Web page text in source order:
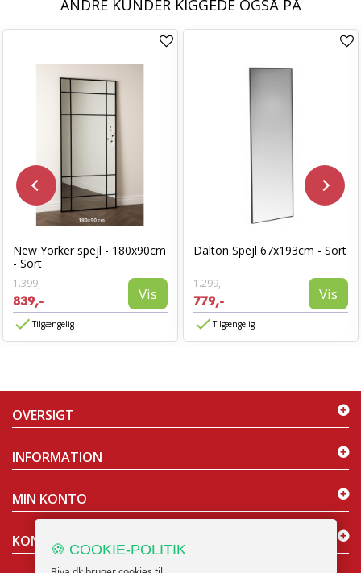
ANDRE KUNDER KIGGEDE OGSÅ PÅ
New Yorker spejl - 180x90cm
- Sort
1.399,-
839,- Vis
Tilgængelig
Dalton Spejl 67x193cm - Sort
1.299,-
779,- Vis
Tilgængelig
OVERSIGT
INFORMATION
MIN KONTO
KONTAKT OS
🍪 COOKIE-POLITIK